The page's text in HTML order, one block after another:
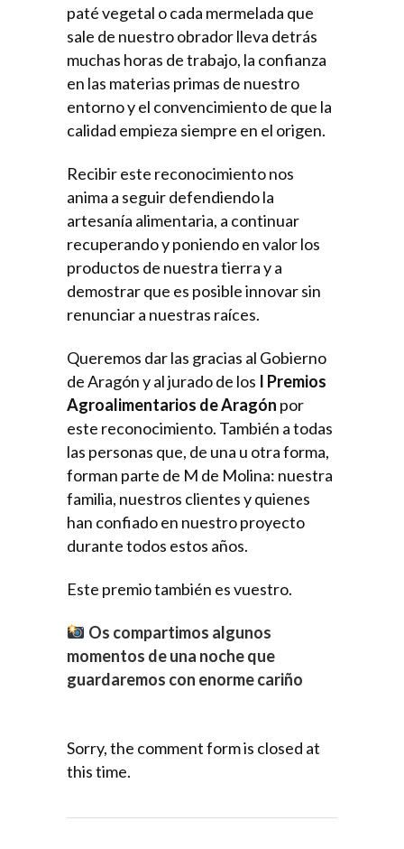
paté vegetal o cada mermelada que
sale de nuestro obrador lleva detrás
muchas horas de trabajo, la confianza
en las materias primas de nuestro
entorno y el convencimiento de que la
calidad empieza siempre en el origen.
Recibir este reconocimiento nos
anima a seguir defendiendo la
artesanía alimentaria, a continuar
recuperando y poniendo en valor los
productos de nuestra tierra y a
demostrar que es posible innovar sin
renunciar a nuestras raíces.
Queremos dar las gracias al Gobierno
de Aragón y al jurado de los I Premios
Agroalimentarios de Aragón por
este reconocimiento. También a todas
las personas que, de una u otra forma,
forman parte de M de Molina: nuestra
familia, nuestros clientes y quienes
han confiado en nuestro proyecto
durante todos estos años.
Este premio también es vuestro.
Os compartimos algunos
momentos de una noche que
guardaremos con enorme cariño
Sorry, the comment form is closed at
this time.